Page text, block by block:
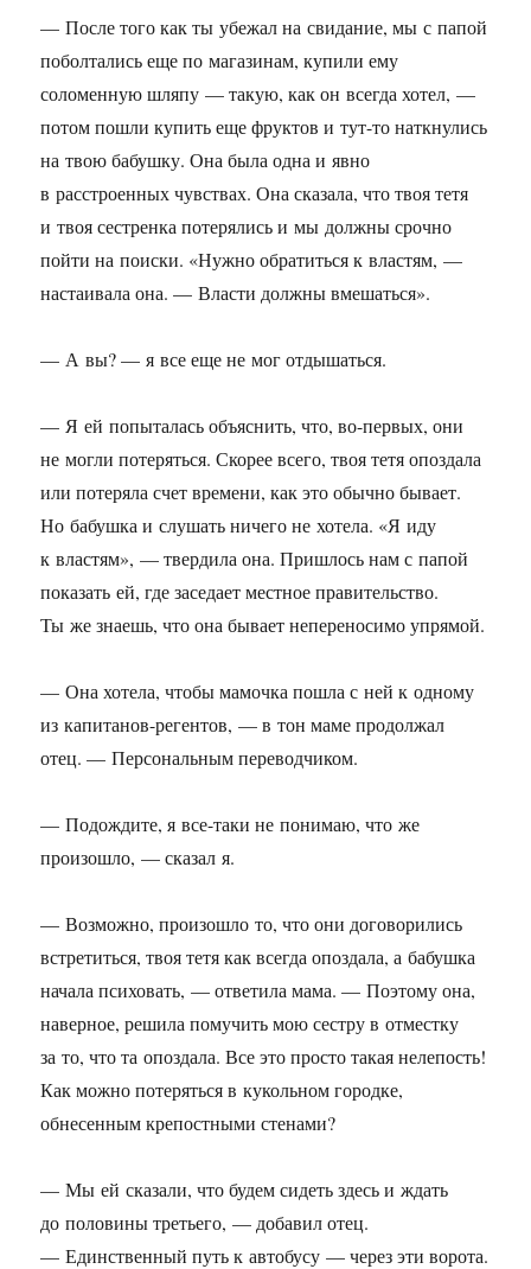
— После того как ты убежал на свидание, мы с папой
поболтались еще по магазинам, купили ему
соломенную шляпу — такую, как он всегда хотел, —
потом пошли купить еще фруктов и тут-то наткнулись
на твою бабушку. Она была одна и явно
в расстроенных чувствах. Она сказала, что твоя тетя
и твоя сестренка потерялись и мы должны срочно
пойти на поиски. «Нужно обратиться к властям, —
настаивала она. — Власти должны вмешаться».
— А вы? — я все еще не мог отдышаться.
— Я ей попыталась объяснить, что, во-первых, они
не могли потеряться. Скорее всего, твоя тетя опоздала
или потеряла счет времени, как это обычно бывает.
Но бабушка и слушать ничего не хотела. «Я иду
к властям», — твердила она. Пришлось нам с папой
показать ей, где заседает местное правительство.
Ты же знаешь, что она бывает непереносимо упрямой.
— Она хотела, чтобы мамочка пошла с ней к одному
из капитанов-регентов, — в тон маме продолжал
отец. — Персональным переводчиком.
— Подождите, я все-таки не понимаю, что же
произошло, — сказал я.
— Возможно, произошло то, что они договорились
встретиться, твоя тетя как всегда опоздала, а бабушка
начала психовать, — ответила мама. — Поэтому она,
наверное, решила помучить мою сестру в отместку
за то, что та опоздала. Все это просто такая нелепость!
Как можно потеряться в кукольном городке,
обнесенным крепостными стенами?
— Мы ей сказали, что будем сидеть здесь и ждать
до половины третьего, — добавил отец.
— Единственный путь к автобусу — через эти ворота.